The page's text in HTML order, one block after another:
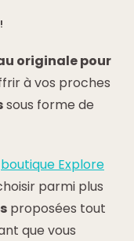
originale pour
à vos proches
sous forme de
boutique Explore
parmi plus
proposées tout
que vous